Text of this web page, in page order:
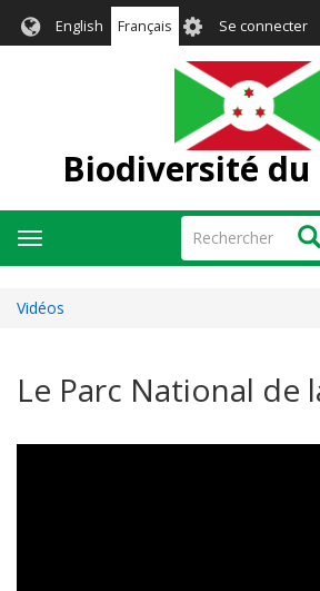
English Français User
account
menu
Se connecter
Biodiversité
Rechercher
Toggle
navigation
Vidéos
Le Parc National de